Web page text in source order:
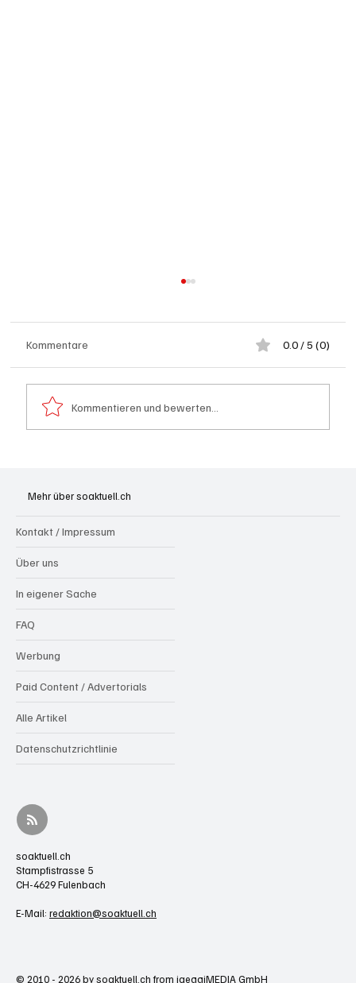
Schulanfang: Achtung Kinder
Kommentare 0.0 / 5 (0)
Kommentieren und bewerten...
Mehr über soaktuell.ch
Kontakt / Impressum
Über uns
In eigener Sache
FAQ
Werbung
Paid Content / Advertorials
Alle Artikel
Datenschutzrichtlinie
soaktuell.ch
Stampfistrasse 5
CH-4629 Fulenbach
E-Mail: redaktion@soaktuell.ch
© 2010 - 2026 by soaktuell.ch from jaeggiMEDIA GmbH